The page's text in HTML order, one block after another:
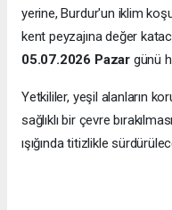
yerine, Burdur'un iklim
kent peyzajına değer
05.07.2026 Pazargünü
Yetkililer, yeşil alanların
sağlıklı bir çevre
ışığında titizlikle